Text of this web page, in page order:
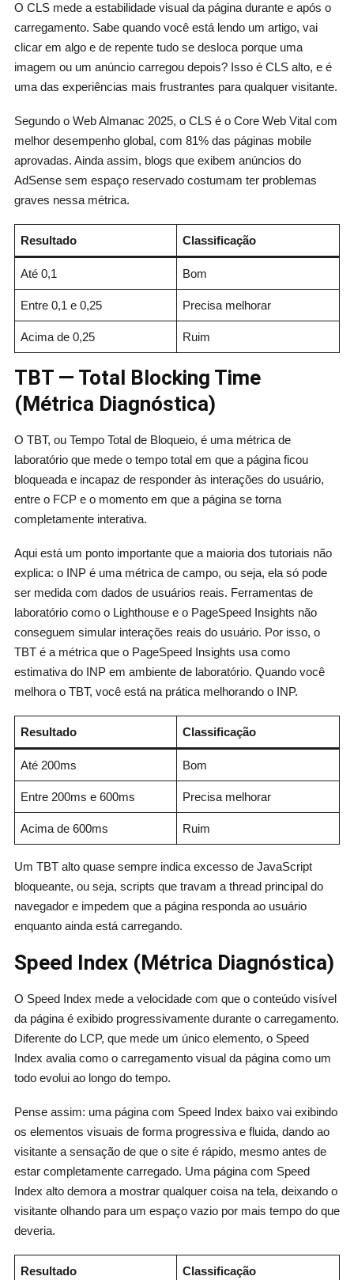
O CLS mede a estabilidade visual da página durante e após o
carregamento. Sabe quando você está lendo um artigo, vai
clicar em algo e de repente tudo se desloca porque uma
imagem ou um anúncio carregou depois? Isso é CLS alto, e é
uma das experiências mais frustrantes para qualquer visitante.
Segundo o Web Almanac 2025, o CLS é o Core Web Vital com
melhor desempenho global, com 81% das páginas mobile
aprovadas. Ainda assim, blogs que exibem anúncios do
AdSense sem espaço reservado costumam ter problemas
graves nessa métrica.
Resultado Classificação
Até 0,1 Bom
Entre 0,1 e 0,25 Precisa melhorar
Acima de 0,25 Ruim
TBT — Total Blocking Time
(Métrica Diagnóstica)
O TBT, ou Tempo Total de Bloqueio, é uma métrica de
laboratório que mede o tempo total em que a página ficou
bloqueada e incapaz de responder às interações do usuário,
entre o FCP e o momento em que a página se torna
completamente interativa.
Aqui está um ponto importante que a maioria dos tutoriais não
explica: o INP é uma métrica de campo, ou seja, ela só pode
ser medida com dados de usuários reais. Ferramentas de
laboratório como o Lighthouse e o PageSpeed Insights não
conseguem simular interações reais do usuário. Por isso, o
TBT é a métrica que o PageSpeed Insights usa como
estimativa do INP em ambiente de laboratório. Quando você
melhora o TBT, você está na prática melhorando o INP.
Resultado Classificação
Até 200ms Bom
Entre 200ms e 600ms Precisa melhorar
Acima de 600ms Ruim
Um TBT alto quase sempre indica excesso de JavaScript
bloqueante, ou seja, scripts que travam a thread principal do
navegador e impedem que a página responda ao usuário
enquanto ainda está carregando.
Speed Index (Métrica Diagnóstica)
O Speed Index mede a velocidade com que o conteúdo visível
da página é exibido progressivamente durante o carregamento.
Diferente do LCP, que mede um único elemento, o Speed
Index avalia como o carregamento visual da página como um
todo evolui ao longo do tempo.
Pense assim: uma página com Speed Index baixo vai exibindo
os elementos visuais de forma progressiva e fluida, dando ao
visitante a sensação de que o site é rápido, mesmo antes de
estar completamente carregado. Uma página com Speed
Index alto demora a mostrar qualquer coisa na tela, deixando o
visitante olhando para um espaço vazio por mais tempo do que
deveria.
Resultado Classificação